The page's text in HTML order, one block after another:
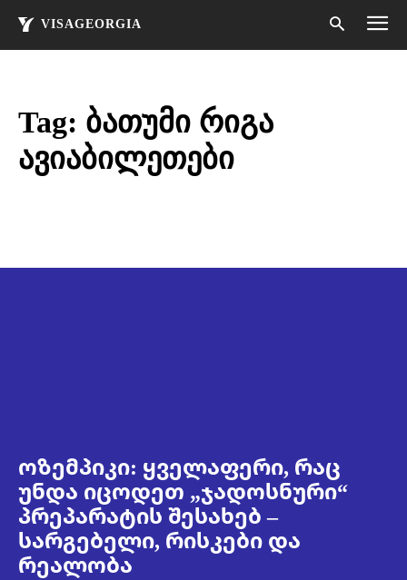
VISAGEORGIA
Tag: ბათუმი რიგა
ავიაბილეთები
ოზემპიკი: ყველაფერი, რაც
უნდა იცოდეთ „ჯადოსნური“
პრეპარატის შესახებ –
სარგებელი, რისკები და
რეალობა